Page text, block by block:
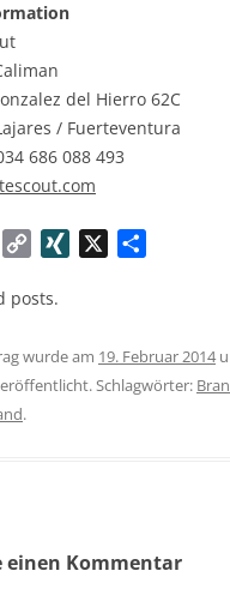
del Hierro 62C
/ Fuerteventura
686 088 493
p
L
i
e
n
posts.
wurde am 19. Februar 2014
Schlagwörter:
.
einen Kommentar